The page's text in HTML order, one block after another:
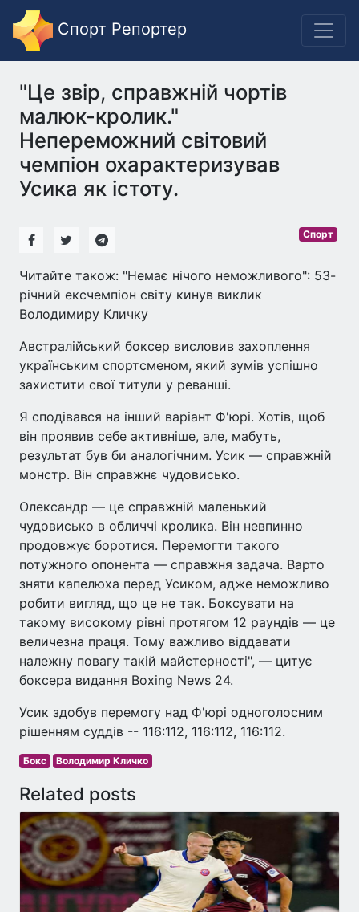
Спорт Репортер
"Це звір, справжній чортів
малюк-кролик."
Непереможний світовий
чемпіон охарактеризував
Усика як істоту.
Спорт
Читайте також: "Немає нічого неможливого": 53-
річний ексчемпіон світу кинув виклик
Володимиру Кличку
Австралійський боксер висловив захоплення
українським спортсменом, який зумів успішно
захистити свої титули у реванші.
Я сподівався на інший варіант Ф'юрі. Хотів, щоб
він проявив себе активніше, але, мабуть,
результат був би аналогічним. Усик — справжній
монстр. Він справжнє чудовисько.
Олександр — це справжній маленький
чудовисько в обличчі кролика. Він невпинно
продовжує боротися. Перемогти такого
потужного опонента — справжня задача. Варто
зняти капелюха перед Усиком, адже неможливо
робити вигляд, що це не так. Боксувати на
такому високому рівні протягом 12 раундів — це
величезна праця. Тому важливо віддавати
належну повагу такій майстерності", — цитує
боксера видання Boxing News 24.
Усик здобув перемогу над Ф'юрі одноголосним
рішенням суддів -- 116:112, 116:112, 116:112.
Бокс Володимир Кличко
Related posts